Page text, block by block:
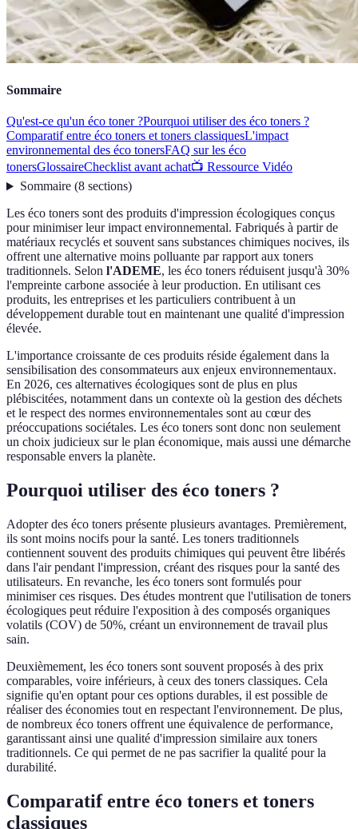
Sommaire
Qu'est-ce qu'un éco toner ?Pourquoi utiliser des éco toners ?
Comparatif entre éco toners et toners classiquesL'impact
environnemental des éco tonersFAQ sur les éco
tonersGlossaireChecklist avant achat📺 Ressource Vidéo
Sommaire(8 sections)
Les éco toners sont des produits d'impression écologiques conçus
pour minimiser leur impact environnemental. Fabriqués à partir de
matériaux recyclés et souvent sans substances chimiques nocives, ils
offrent une alternative moins polluante par rapport aux toners
traditionnels. Selon l'ADEME, les éco toners réduisent jusqu'à 30%
l'empreinte carbone associée à leur production. En utilisant ces
produits, les entreprises et les particuliers contribuent à un
développement durable tout en maintenant une qualité d'impression
élevée.
L'importance croissante de ces produits réside également dans la
sensibilisation des consommateurs aux enjeux environnementaux.
En 2026, ces alternatives écologiques sont de plus en plus
plébiscitées, notamment dans un contexte où la gestion des déchets
et le respect des normes environnementales sont au cœur des
préoccupations sociétales. Les éco toners sont donc non seulement
un choix judicieux sur le plan économique, mais aussi une démarche
responsable envers la planète.
Pourquoi utiliser des éco toners ?
Adopter des éco toners présente plusieurs avantages. Premièrement,
ils sont moins nocifs pour la santé. Les toners traditionnels
contiennent souvent des produits chimiques qui peuvent être libérés
dans l'air pendant l'impression, créant des risques pour la santé des
utilisateurs. En revanche, les éco toners sont formulés pour
minimiser ces risques. Des études montrent que l'utilisation de toners
écologiques peut réduire l'exposition à des composés organiques
volatils (COV) de 50%, créant un environnement de travail plus
sain.
Deuxièmement, les éco toners sont souvent proposés à des prix
comparables, voire inférieurs, à ceux des toners classiques. Cela
signifie qu'en optant pour ces options durables, il est possible de
réaliser des économies tout en respectant l'environnement. De plus,
de nombreux éco toners offrent une équivalence de performance,
garantissant ainsi une qualité d'impression similaire aux toners
traditionnels. Ce qui permet de ne pas sacrifier la qualité pour la
durabilité.
Comparatif entre éco toners et toners
classiques